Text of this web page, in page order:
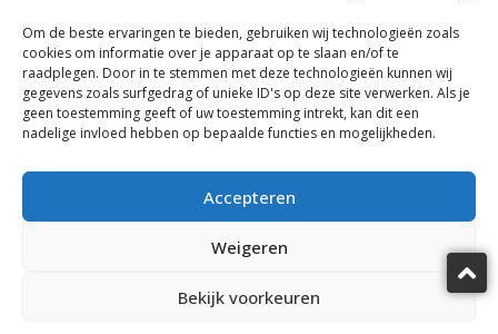
Om de beste ervaringen te bieden, gebruiken wij technologieën zoals
cookies om informatie over je apparaat op te slaan en/of te
raadplegen. Door in te stemmen met deze technologieën kunnen wij
gegevens zoals surfgedrag of unieke ID's op deze site verwerken. Als je
geen toestemming geeft of uw toestemming intrekt, kan dit een
nadelige invloed hebben op bepaalde functies en mogelijkheden.
Accepteren
Weigeren
Bekijk voorkeuren
Horecamakelaar Rotterdam
Horecamakelaar Eindhoven
Horecamakelaar Amsterdam
Horecamakelaardij Knook & Verbaas © 2025